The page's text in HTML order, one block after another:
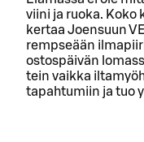
viini ja ruoka. Koko
kertaa Joensuun
rempseään
ostospäivän
tein vaikka
tapahtumiin ja tuo